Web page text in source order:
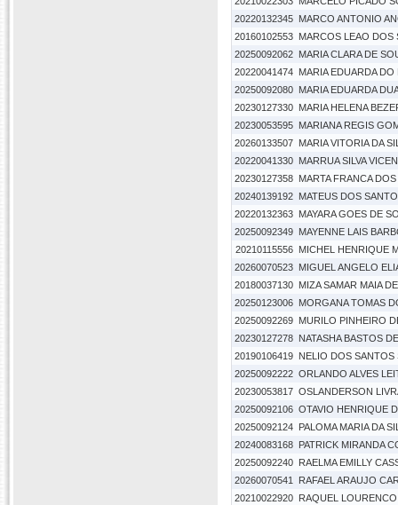
20220132345 MARCO ANTONIO
20160102553 MARCOS LEAO DOS
20250092062 MARIA CLARA DE
20220041474 MARIA EDUARDA
20250092080 MARIA EDUARDA
20230127330 MARIA HELENA
20230053595 MARIANA REGIS
20260133507 MARIA VITORIA DA
20220041330 MARRUA SILVA
20230127358 MARTA FRANCA
20240139192 MATEUS DOS
20220132363 MAYARA GOES DE
20250092349 MAYENNE LAIS
20210115556
MICHEL HENRIQUE
20260070523 MIGUEL ANGELO
20180037130 MIZA SAMAR MAIA
20250123006 MORGANA TOMAS
20250092269 MURILO PINHEIRO
20230127278 NATASHA BASTOS
20190106419 NELIO DOS SANTOS
20250092222 ORLANDO ALVES
20230053817 OSLANDERSON
20250092106 OTAVIO HENRIQUE
20250092124 PALOMA MARIA DA
20240083168 PATRICK MIRANDA
20250092240 RAELMA EMILLY
20260070541
RAFAEL ARAUJO
20210022920 RAQUEL